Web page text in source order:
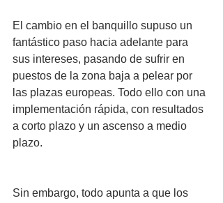
El cambio en el banquillo supuso un
fantástico paso hacia adelante para
sus intereses, pasando de sufrir en
puestos de la zona baja a pelear por
las plazas europeas. Todo ello con una
implementación rápida, con resultados
a corto plazo y un ascenso a medio
plazo.
Sin embargo, todo apunta a que los